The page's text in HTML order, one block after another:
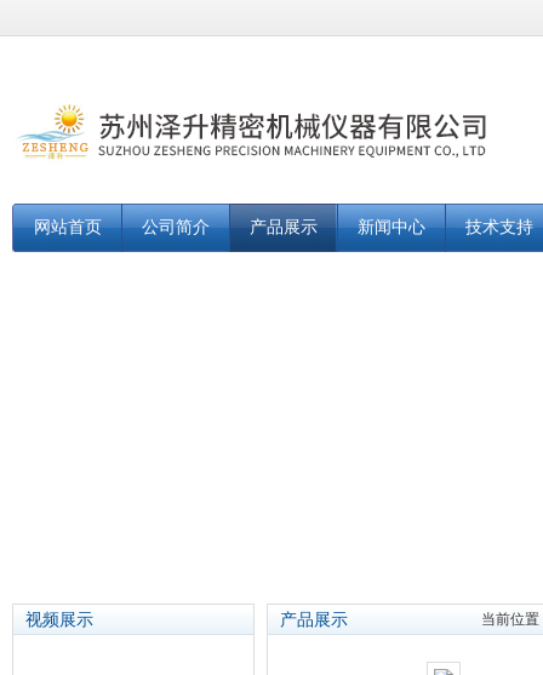
网站首页 公司简介 产品展示 新闻中心 技术支持
视频展示 产品展示 当前位置